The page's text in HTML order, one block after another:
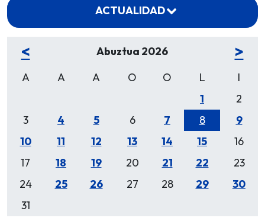
ACTUALIDAD
< Abuztua 2026 >
A A A O O L
I
1
2
3
4 5 6 7 8
9
10
11 12 13 14 15
16
17
18 19 20 21 22
23
24
25 26 27 28 29
30
31